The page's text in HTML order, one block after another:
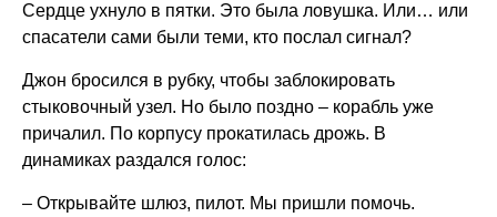
Сердце ухнуло в пятки. Это была ловушка. Или… или
спасатели сами были теми, кто послал сигнал?
Джон бросился в рубку, чтобы заблокировать
стыковочный узел. Но было поздно – корабль уже
причалил. По корпусу прокатилась дрожь. В
динамиках раздался голос:
– Открывайте шлюз, пилот. Мы пришли помочь.